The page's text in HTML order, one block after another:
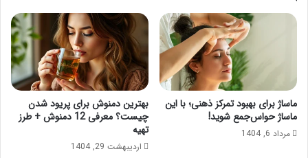
ماساژ برای بهبود تمرکز ذهنی؛ با این
ماساژ حواس‌جمع شوید!
مرداد 6, 1404
بهترین دمنوش برای پریود شدن
چیست؟ معرفی 12 دمنوش + طرز
تهیه
اردیبهشت 29, 1404